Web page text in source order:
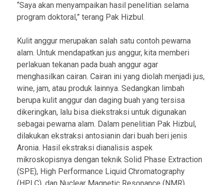
“Saya akan menyampaikan hasil penelitian selama
program doktoral,” terang Pak Hizbul.
Kulit anggur merupakan salah satu contoh pewarna
alam. Untuk mendapatkan jus anggur, kita memberi
perlakuan tekanan pada buah anggur agar
menghasilkan cairan. Cairan ini yang diolah menjadi jus,
wine, jam, atau produk lainnya. Sedangkan limbah
berupa kulit anggur dan daging buah yang tersisa
dikeringkan, lalu bisa diekstraksi untuk digunakan
sebagai pewarna alam. Dalam penelitian Pak Hizbul,
dilakukan ekstraksi antosianin dari buah beri jenis
Aronia. Hasil ekstraksi dianalisis aspek
mikroskopisnya dengan teknik Solid Phase Extraction
(SPE), High Performance Liquid Chromatography